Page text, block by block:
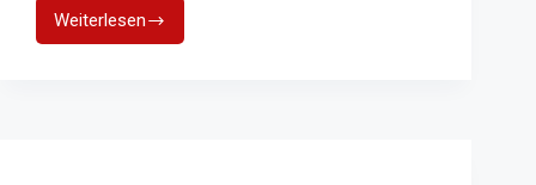
WeiterlesenAlleinunfall
auf